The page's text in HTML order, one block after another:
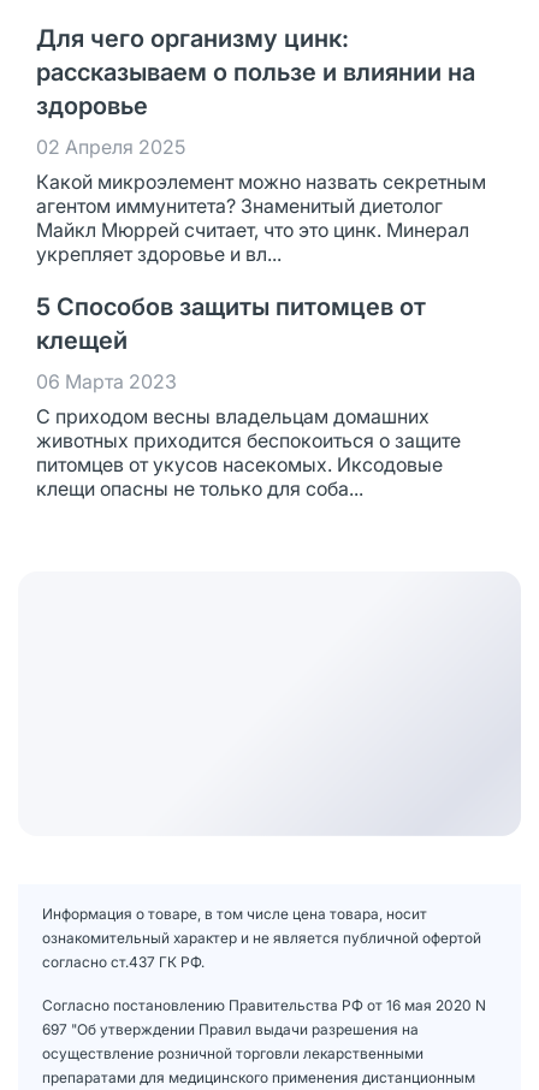
Для чего организму цинк:
рассказываем о пользе и влиянии на
здоровье
02 Апреля 2025
Какой микроэлемент можно назвать секретным
агентом иммунитета? Знаменитый диетолог
Майкл Мюррей считает, что это цинк. Минерал
укрепляет здоровье и вл...
5 Способов защиты питомцев от
клещей
06 Марта 2023
С приходом весны владельцам домашних
животных приходится беспокоиться о защите
питомцев от укусов насекомых. Иксодовые
клещи опасны не только для соба...
Информация о товаре, в том числе цена товара, носит
ознакомительный характер и не является публичной офертой
согласно ст.437 ГК РФ.
Согласно постановлению Правительства РФ от 16 мая 2020 N
697 "Об утверждении Правил выдачи разрешения на
осуществление розничной торговли лекарственными
препаратами для медицинского применения дистанционным